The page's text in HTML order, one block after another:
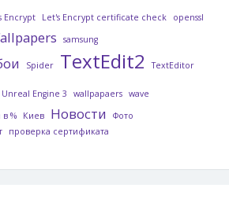
Encrypt Let's Encrypt certificate check
openssl
samsung
Spider TextEdit2 TextEditor
Unreal Engine 3 wallpapaers wave
в % Киев Новости
Фото
проверка сертификата